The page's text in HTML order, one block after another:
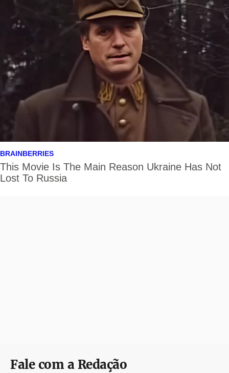
Fale com a Redação